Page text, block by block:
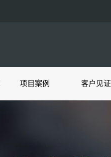
项目案例 客户见证